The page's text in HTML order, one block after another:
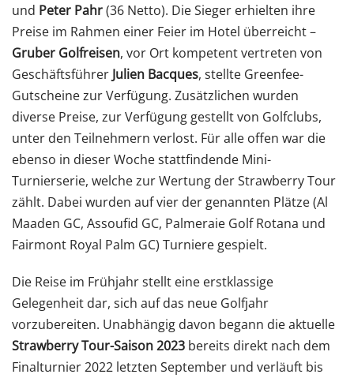
und Peter Pahr(36 Netto). Die Sieger erhielten ihre
Preise im Rahmen einer Feier im Hotel überreicht –
Gruber Golfreisen, vor Ort kompetent vertreten von
Geschäftsführer Julien Bacques, stellte Greenfee-
Gutscheine zur Verfügung. Zusätzlichen wurden
diverse Preise, zur Verfügung gestellt von Golfclubs,
unter den Teilnehmern verlost. Für alle offen war die
ebenso in dieser Woche stattfindende Mini-
Turnierserie, welche zur Wertung der Strawberry Tour
zählt. Dabei wurden auf vier der genannten Plätze (Al
Maaden GC, Assoufid GC, Palmeraie Golf Rotana und
Fairmont Royal Palm GC) Turniere gespielt.
Die Reise im Frühjahr stellt eine erstklassige
Gelegenheit dar, sich auf das neue Golfjahr
vorzubereiten. Unabhängig davon begann die aktuelle
Strawberry Tour-Saison 2023 bereits direkt nach dem
Finalturnier 2022 letzten September und verläuft bis